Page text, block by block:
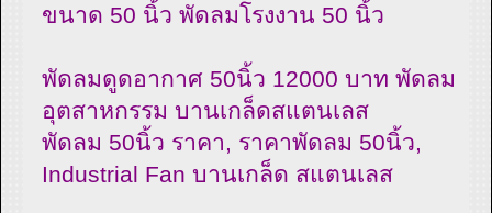
ขนาด 50 นิ้ว พัดลมโรงงาน 50 นิ้ว
พัดลมดูดอากาศ 50นิ้ว 12000 บาท พัดลม
อุตสาหกรรม บานเกล็ดสแตนเลส
พัดลม 50นิ้ว ราคา, ราคาพัดลม 50นิ้ว,
Industrial Fan บานเกล็ด สแตนเลส